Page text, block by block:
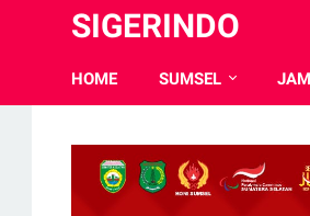
SIGERINDO
HOME SUMSEL